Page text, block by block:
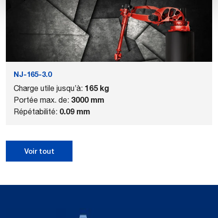
NJ-165-3.0
Charge utile jusqu’à: 165 kg
Portée max. de: 3000 mm
Répétabilité: 0.09 mm
Voir tout